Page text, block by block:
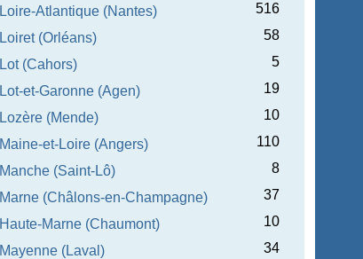
Loire-Atlantique (Nantes)
516
Loiret (Orléans)
58
Lot (Cahors)
5
Lot-et-Garonne (Agen)
19
Lozère (Mende)
10
Maine-et-Loire (Angers)
110
Manche (Saint-Lô)
8
Marne (Châlons-en-Champagne)
37
Haute-Marne (Chaumont)
10
Mayenne (Laval)
34